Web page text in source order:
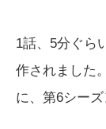
1話、5分ぐら
作されました
に、第6シー